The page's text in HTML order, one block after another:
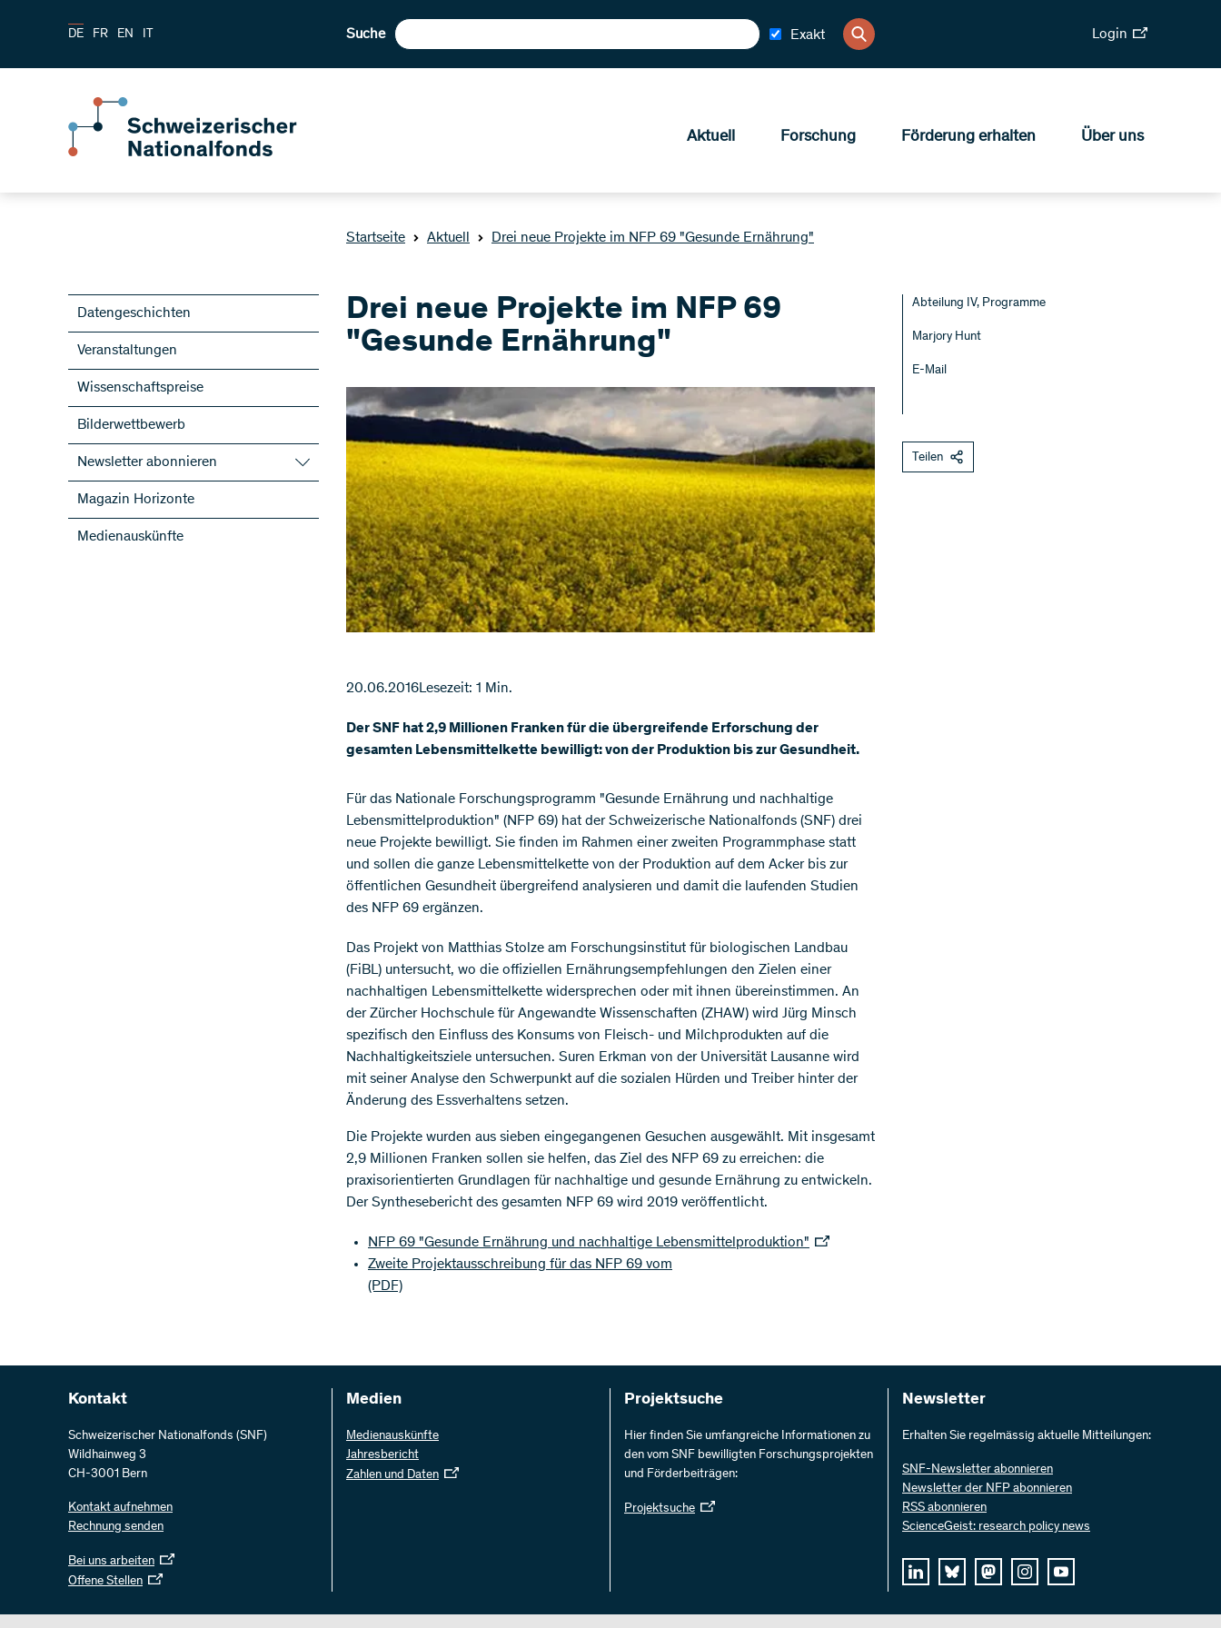
DE FR EN IT Suche Exakt Login
Aktuell Forschung Förderung erhalten Über uns
Startseite Aktuell Drei neue Projekte im NFP 69 "Gesunde Ernährung"
Datengeschichten
Veranstaltungen
Wissenschaftspreise
Bilderwettbewerb
Newsletter abonnieren
SNF-Newsletter abonnieren
Newsletter der NFP abonnieren
ScienceGeist
Magazin Horizonte
Medienauskünfte
Drei neue Projekte im NFP 69
"Gesunde Ernährung"
20.06.2016Lesezeit: 1 Min.
Der SNF hat 2,9 Millionen Franken für die übergreifende Erforschung der
gesamten Lebensmittelkette bewilligt: von der Produktion bis zur Gesundheit.
​Für das Nationale Forschungsprogramm "Gesunde Ernährung und nachhaltige
Lebensmittelproduktion" (NFP 69) hat der Schweizerische Nationalfonds (SNF) drei
neue Projekte bewilligt. Sie finden im Rahmen einer zweiten Programmphase statt
und sollen die ganze Lebensmittelkette von der Produktion auf dem Acker bis zur
öffentlichen Gesundheit übergreifend analysieren und damit die laufenden Studien
des NFP 69 ergänzen.
Das Projekt von Matthias Stolze am Forschungsinstitut für biologischen Landbau
(FiBL) untersucht, wo die offiziellen Ernährungsempfehlungen den Zielen einer
nachhaltigen Lebensmittelkette widersprechen oder mit ihnen übereinstimmen. An
der Zürcher Hochschule für Angewandte Wissenschaften (ZHAW) wird Jürg Minsch
spezifisch den Einfluss des Konsums von Fleisch- und Milchprodukten auf die
Nachhaltigkeitsziele untersuchen. Suren Erkman von der Universität Lausanne wird
mit seiner Analyse den Schwerpunkt auf die sozialen Hürden und Treiber hinter der
Änderung des Essverhaltens setzen.
Die Projekte wurden aus sieben eingegangenen Gesuchen ausgewählt. Mit insgesamt
2,9 Millionen Franken sollen sie helfen, das Ziel des NFP 69 zu erreichen: die
praxisorientierten Grundlagen für nachhaltige und gesunde Ernährung zu entwickeln.
Der Synthesebericht des gesamten NFP 69 wird 2019 veröffentlicht.
NFP 69 "Gesunde Ernährung und nachhaltige Lebensmittelproduktion"
Zweite Projektausschreibung für das NFP 69 vom
(PDF)
Abteilung IV, Programme
Marjory Hunt
E-Mail
Teilen
Kontakt
Schweizerischer Nationalfonds (SNF)
Wildhainweg 3
CH-3001 Bern
Kontakt aufnehmen
Rechnung senden
Bei uns arbeiten
Offene Stellen
Medien
Medienauskünfte
Jahresbericht
Zahlen und Daten
Projektsuche
Hier finden Sie umfangreiche Informationen zu
den vom SNF bewilligten Forschungsprojekten
und Förderbeiträgen:
Projektsuche
Newsletter
Erhalten Sie regelmässig aktuelle Mitteilungen:
SNF-Newsletter abonnieren
Newsletter der NFP abonnieren
RSS abonnieren
ScienceGeist: research policy news